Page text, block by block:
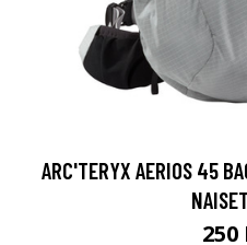
ARC'TERYX AERIOS 45
250